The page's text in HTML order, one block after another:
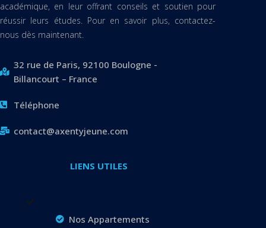
académique, en leur offrant conseils et soutien pour
réussir leurs études. Pour en savoir plus, contactez-
nous dès maintenant.
32 rue de Paris, 92100 Boulogne -
Billancourt – France
Téléphone
contact@axentyjeune.com
LIENS UTILES
Nos Appartements